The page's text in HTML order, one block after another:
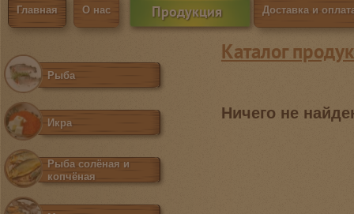
Главная О нас Продукция Доставка и
Каталог
Ничего не
Рыба
Икра
Рыба солёная и
копчёная